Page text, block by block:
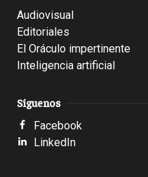
Audiovisual
Editoriales
El Oráculo impertinente
Inteligencia artificial
Síguenos
Facebook
LinkedIn